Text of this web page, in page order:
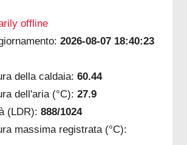
2026-08-07 18:40:23
della caldaia:60.44
dell'aria (°C):27.9
(LDR):888/1024
massima registrata (°C):